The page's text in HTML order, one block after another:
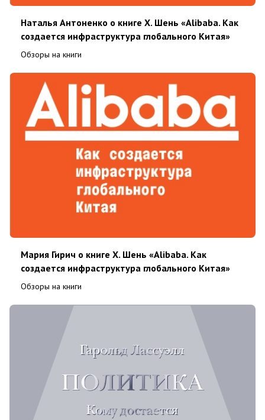
Наталья Антоненко о книге Х. Шень «Alibaba. Как
создается инфраструктура глобального Китая»
Обзоры на книги
Мария Гирич о книге Х. Шень «Alibaba. Как
создается инфраструктура глобального Китая»
Обзоры на книги